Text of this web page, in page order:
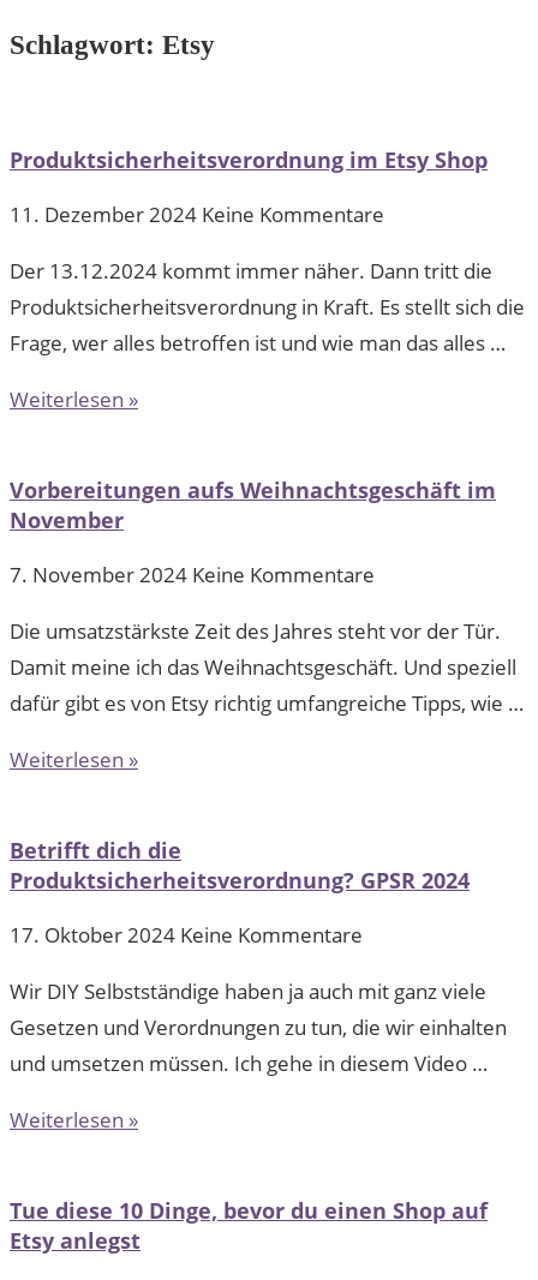
Schlagwort: Etsy
Produktsicherheitsverordnung im Etsy Shop
11. Dezember 2024 Keine Kommentare
Der 13.12.2024 kommt immer näher. Dann tritt die
Produktsicherheitsverordnung in Kraft. Es stellt sich die
Frage, wer alles betroffen ist und wie man das alles …
Weiterlesen »
Vorbereitungen aufs Weihnachtsgeschäft im
November
7. November 2024 Keine Kommentare
Die umsatzstärkste Zeit des Jahres steht vor der Tür.
Damit meine ich das Weihnachtsgeschäft. Und speziell
dafür gibt es von Etsy richtig umfangreiche Tipps, wie …
Weiterlesen »
Betrifft dich die
Produktsicherheitsverordnung? GPSR 2024
17. Oktober 2024 Keine Kommentare
Wir DIY Selbstständige haben ja auch mit ganz viele
Gesetzen und Verordnungen zu tun, die wir einhalten
und umsetzen müssen. Ich gehe in diesem Video …
Weiterlesen »
Tue diese 10 Dinge, bevor du einen Shop auf
Etsy anlegst